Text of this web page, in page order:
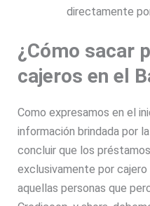
directamente
¿Cómo sacar
cajeros en el
Como expresamos en el
información brindada por
concluir que los
exclusivamente por
aquellas personas que